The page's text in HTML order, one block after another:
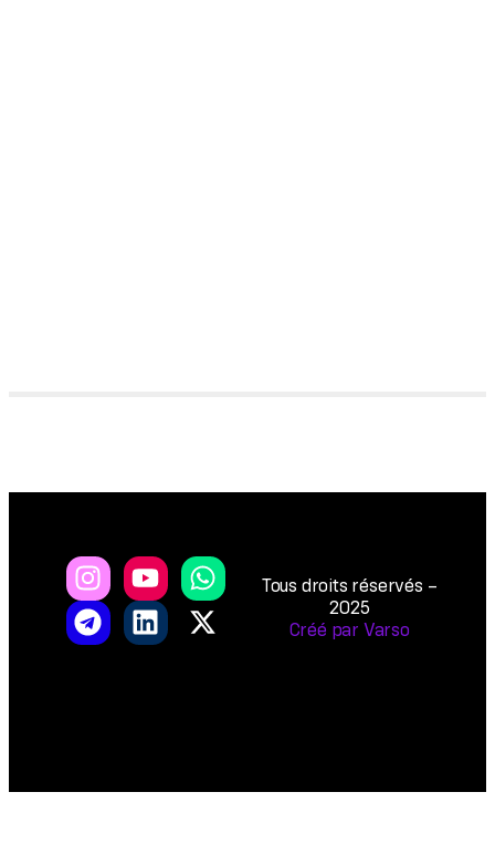
Tous droits réservés –
2025
Créé par Varso